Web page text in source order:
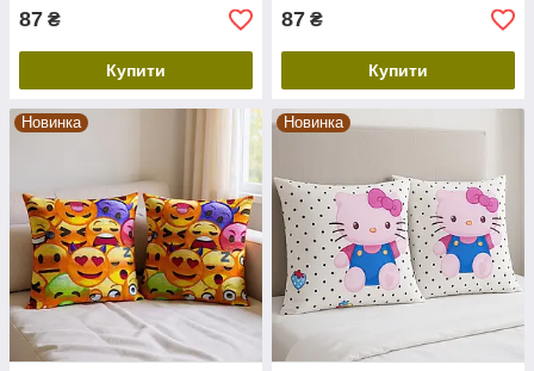
87 ₴
Купити
87 ₴
Купити
Новинка Новинка